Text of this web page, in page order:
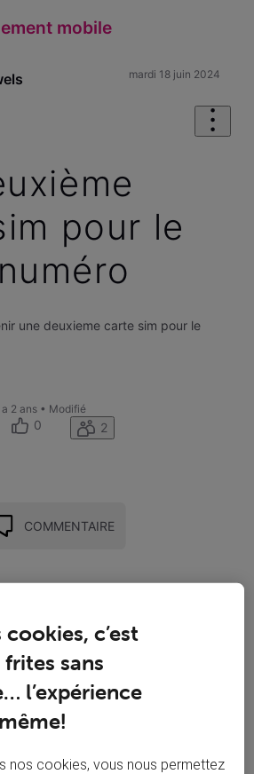
mobile
mardi 18 juin 2024
pour le
une deuxieme carte sim pour le
2 ans• Modifié
0 2
COMMENTAIRE
c’est
sans
l’expérience
nos cookies, vous nous permettez